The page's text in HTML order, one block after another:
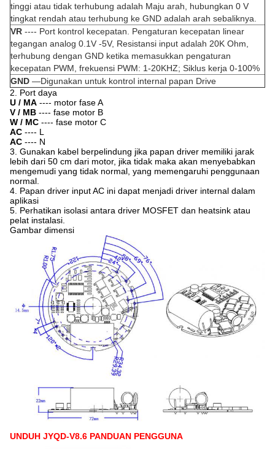
tinggi atau tidak terhubung adalah Maju arah, hubungkan 0 V
tingkat rendah atau terhubung ke GND adalah arah sebaliknya.
VR ---- Port kontrol kecepatan. Pengaturan kecepatan linear
tegangan analog 0.1V -5V, Resistansi input adalah 20K Ohm,
terhubung dengan GND ketika memasukkan pengaturan
kecepatan PWM, frekuensi PWM: 1-20KHZ; Siklus kerja 0-100%
GND —Digunakan untuk kontrol internal papan Drive
2. Port daya
U / MA ---- motor fase A
V / MB ---- fase motor B
W / MC ---- fase motor C
AC ---- L
AC ---- N
3. Gunakan kabel berpelindung jika papan driver memiliki jarak
lebih dari 50 cm dari motor, jika tidak maka akan menyebabkan
mengemudi yang tidak normal, yang memengaruhi penggunaan
normal.
4. Papan driver input AC ini dapat menjadi driver internal dalam
aplikasi
5. Perhatikan isolasi antara driver MOSFET dan heatsink atau
pelat instalasi.
Gambar dimensi
UNDUH JYQD-V8.6 PANDUAN PENGGUNA